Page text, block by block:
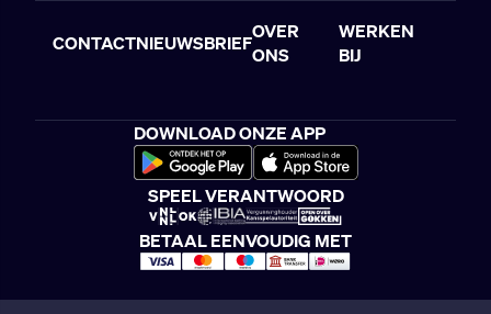
CONTACTNIEUWSBRIEF
OVER
ONS
WERKEN
BIJ
DOWNLOAD ONZE APP
SPEEL VERANTWOORD
BETAAL EENVOUDIG MET